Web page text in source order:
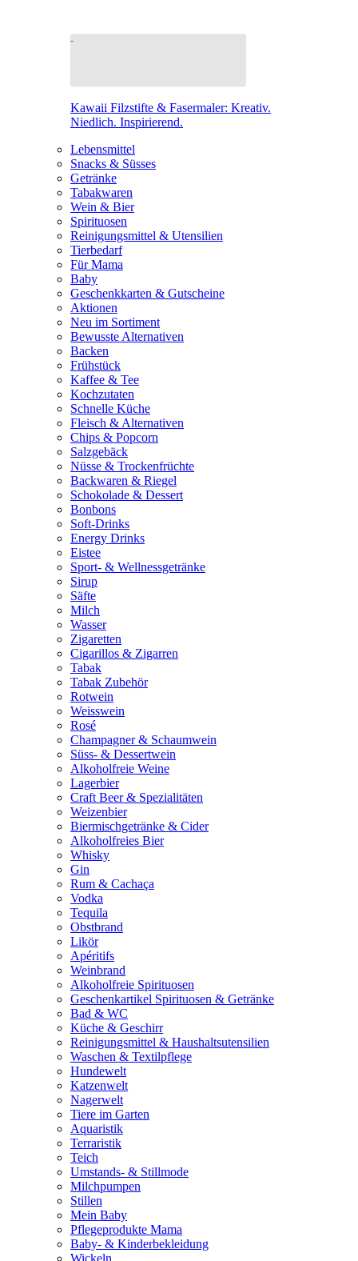
Kawaii Filzstifte & Fasermaler: Kreativ.
Niedlich. Inspirierend.
Lebensmittel
Snacks & Süsses
Getränke
Tabakwaren
Wein & Bier
Spirituosen
Reinigungsmittel & Utensilien
Tierbedarf
Für Mama
Baby
Geschenkkarten & Gutscheine
Aktionen
Neu im Sortiment
Bewusste Alternativen
Backen
Frühstück
Kaffee & Tee
Kochzutaten
Schnelle Küche
Fleisch & Alternativen
Chips & Popcorn
Salzgebäck
Nüsse & Trockenfrüchte
Backwaren & Riegel
Schokolade & Dessert
Bonbons
Soft-Drinks
Energy Drinks
Eistee
Sport- & Wellnessgetränke
Sirup
Säfte
Milch
Wasser
Zigaretten
Cigarillos & Zigarren
Tabak
Tabak Zubehör
Rotwein
Weisswein
Rosé
Champagner & Schaumwein
Süss- & Dessertwein
Alkoholfreie Weine
Lagerbier
Craft Beer & Spezialitäten
Weizenbier
Biermischgetränke & Cider
Alkoholfreies Bier
Whisky
Gin
Rum & Cachaça
Vodka
Tequila
Obstbrand
Likör
Apéritifs
Weinbrand
Alkoholfreie Spirituosen
Geschenkartikel Spirituosen & Getränke
Bad & WC
Küche & Geschirr
Reinigungsmittel & Haushaltsutensilien
Waschen & Textilpflege
Hundewelt
Katzenwelt
Nagerwelt
Tiere im Garten
Aquaristik
Terraristik
Teich
Umstands- & Stillmode
Milchpumpen
Stillen
Mein Baby
Pflegeprodukte Mama
Baby- & Kinderbekleidung
Wickeln